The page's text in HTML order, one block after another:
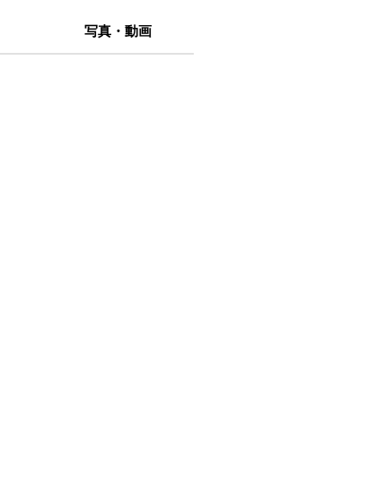
写真・動画